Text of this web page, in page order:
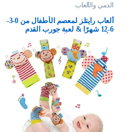
الدمي والألعاب
ألعاب رايتلز لمعصم الأطفال من 0-3-
6-12 شهرًا & لعبة جورب القدم
للأطفال الرضع، ألعاب ناعمة لحديثي
الولادة للأطفال الرضع أو البنات،
القرد، الفيل، 4 قطع